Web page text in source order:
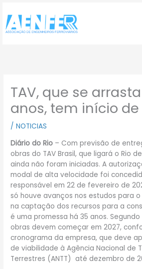
para
conteúdo
TAV, que se
anos, tem início
/NOTICIAS
Diário do Rio – Com previsão de
obras do TAV Brasil, que ligará o Rio
ainda não foram iniciadas. A
modal de alta velocidade foi
responsável em 22 de fevereiro de
só houve avanços nos estudos para
na captação dos recursos para a
é uma promessa há 35 anos.
obras devem começar em 2027,
cronograma da empresa, que deve
de viabilidade à Agência Nacional de
Terrestres (ANTT) até dezembro de